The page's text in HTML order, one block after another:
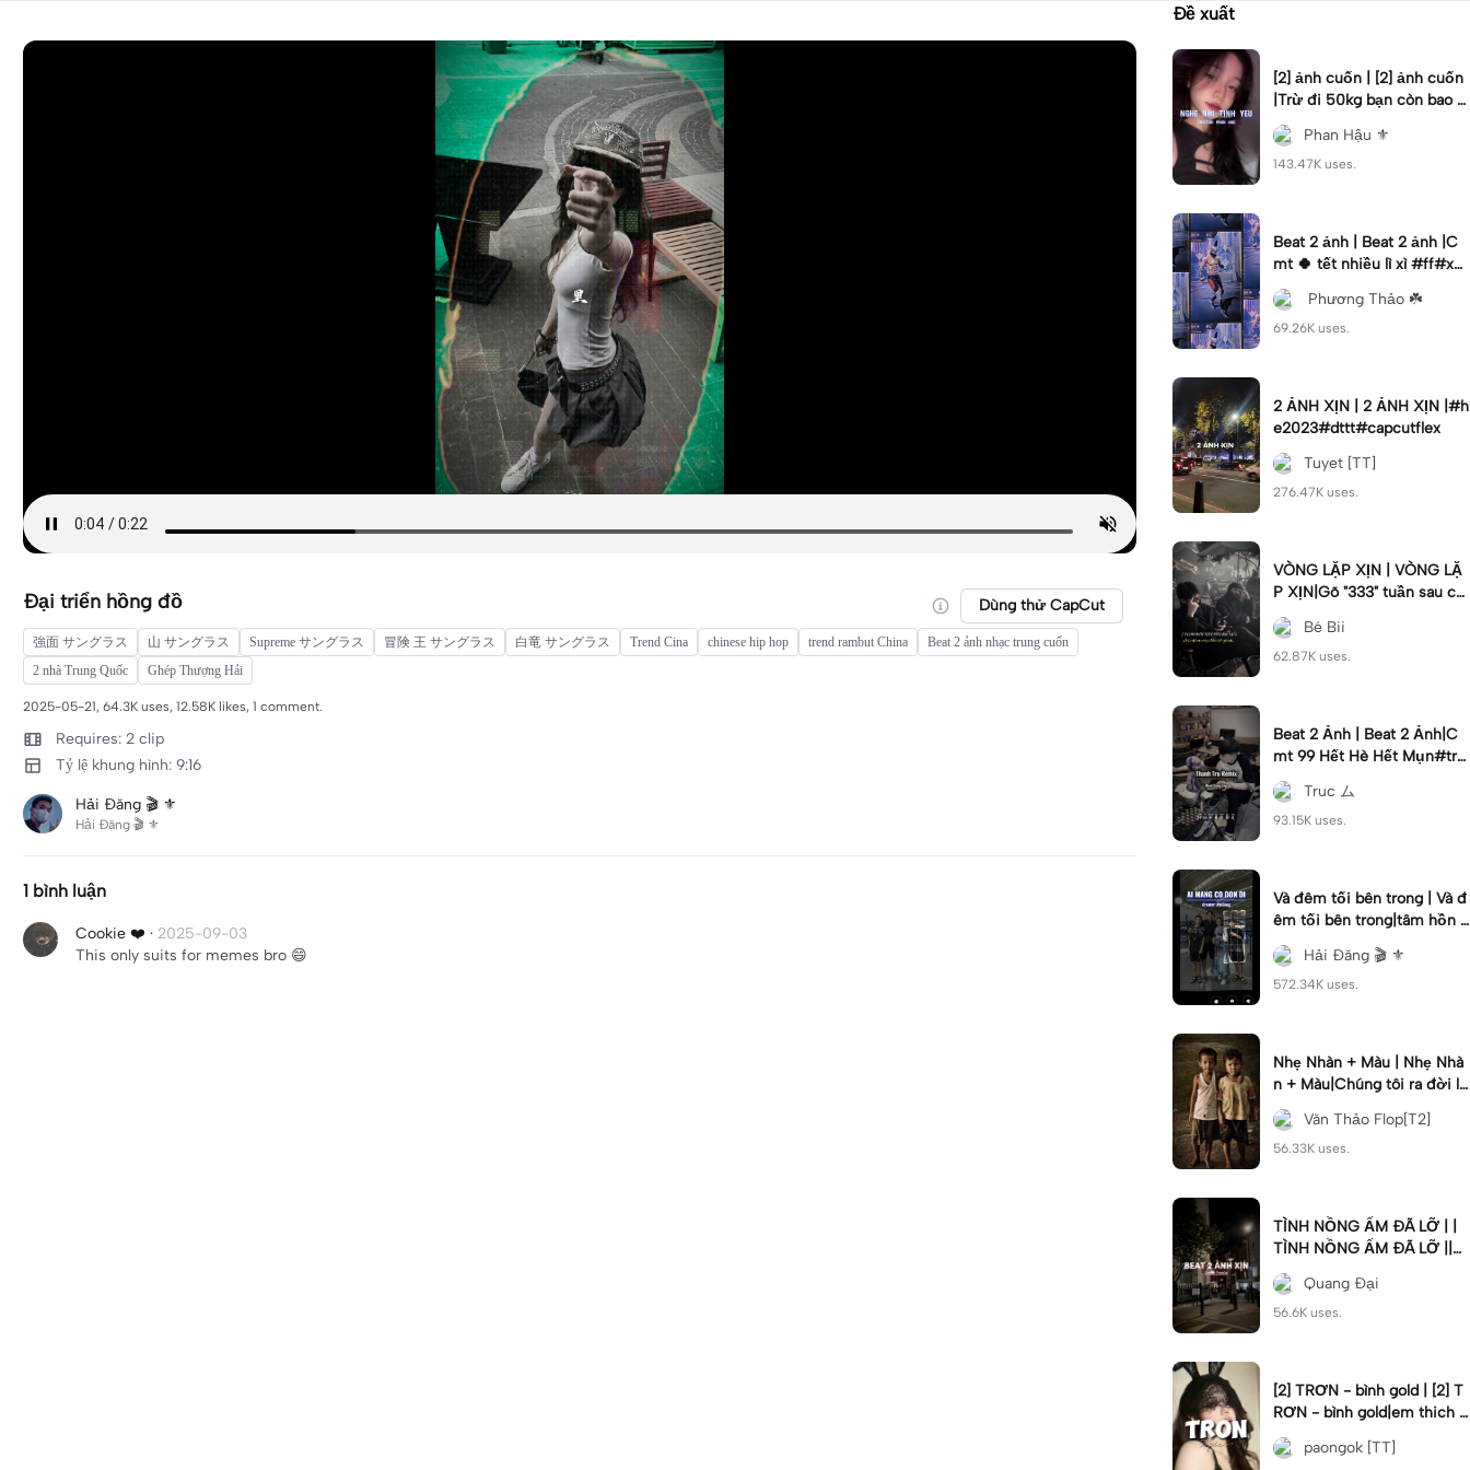
Đại triển hồng đồ Dùng thử CapCut
強面 サングラス 山 サングラス Supreme サングラス 冒険 王 サングラス 白竜 サングラス Trend Cina chinese hip hop trend rambut China
Beat 2 ảnh nhạc trung cuốn
2 nhà Trung Quốc
Ghép Thượng Hải
2025-05-21, 64.3K uses, 12.58K likes, 1 comment.
Requires: 2 clip
Tỷ lệ khung hình: 9:16
Hải Đăng 🎬 ⚜
Hải Đăng 🎬 ⚜
1 bình luận
Cookie ❤️ · 2025-09-03
This only suits for memes bro 😄
Đề xuất
[2] ảnh cuốn | [2] ảnh cuốn
|Trừ đi 50kg bạn còn bao n
hiêu? #phanhau #beat #fy
p #xhPhan Hậu ⚜️
143.47K uses.
Beat 2 ảnh | Beat 2 ảnh |C
mt 🍀 tết nhiều lì xì #ff#xh
#tetmaiman#kimhoa#nvk1
8
ㅤ Phương Thảo ☘️
69.26K uses.
2 ẢNH XỊN | 2 ẢNH XỊN |#h
e2023#dttt#capcutflex
Tuyet [TT]
276.47K uses.
VÒNG LẶP XỊN | VÒNG LẶ
P XỊN|Gõ "333" tuần sau ca
o lên 2cm #2anh#vonglap
Bé Bii
62.87K uses.
Beat 2 Ảnh | Beat 2 Ảnh|C
mt 99 Hết Hè Hết Mụn#tru
c
Truc ム
93.15K uses.
Và đêm tối bên trong | Và đ
êm tối bên trong|tâm hồn t
ừng dòng suy nghĩ ta xa nha
u vì #haidang #xh
Hải Đăng 🎬 ⚜
572.34K uses.
Nhẹ Nhàn + Màu | Nhẹ Nhà
n + Màu|Chúng tôi ra đời lă
n lộn phải nói nghĩa khí#nh
enhanVăn Thảo Flop[T2]
56.33K uses.
TÌNH NỒNG ẤM ĐÃ LỠ | |
TÌNH NỒNG ẤM ĐÃ LỠ ||C
mt “999” rủi ro qua đi #xhu
ong📌 #trinhdai #vonglap
Quang Đại
56.6K uses.
[2] TRƠN - bình gold | [2] T
RƠN - bình gold|em thich c
hoi do#dttt#tron#binhgold
#2anhnhennhang#fyp
paongok [TT]